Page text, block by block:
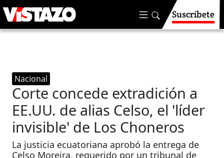
Suscríbete
Nacional
Corte concede extradición a
EE.UU. de alias Celso, el 'líder
invisible' de Los Choneros
La justicia ecuatoriana aprobó la entrega de
Celso Moreira, requerido por un tribunal de